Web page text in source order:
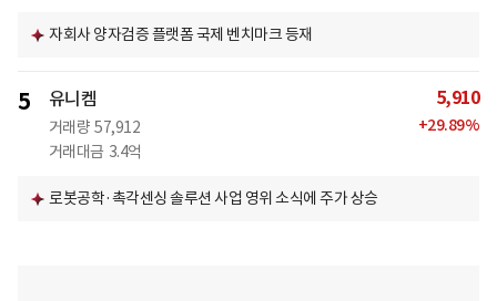
자회사 양자검증 플랫폼 국제 벤치마크 등재
5 유니켐
거래량 57,912
거래대금 3.4억
5,910
+29.89%
로봇공학·촉각센싱 솔루션 사업 영위 소식에 주가 상승